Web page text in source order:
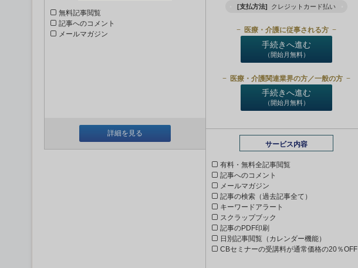
無料記事閲覧
記事へのコメント
メールマガジン
詳細を見る
[支払方法] クレジットカード払い
医療・介護に従事される方
手続きへ進む
（開始月無料）
医療・介護関連業界の方／一般の方
手続きへ進む
（開始月無料）
サービス内容
有料・無料全記事閲覧
記事へのコメント
メールマガジン
記事の検索（過去記事全て）
キーワードアラート
スクラップブック
記事のPDF印刷
日別記事閲覧（カレンダー機能）
CBセミナーの受講料が通常価格の20％OFF